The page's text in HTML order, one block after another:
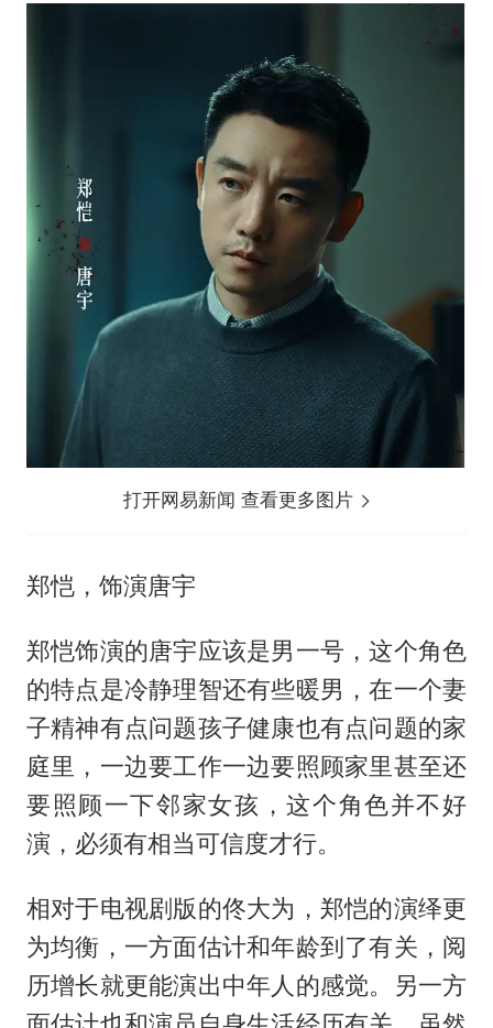
打开网易新闻 查看更多图片
郑恺，饰演唐宇
郑恺饰演的唐宇应该是男一号，这个角色
的特点是冷静理智还有些暖男，在一个妻
子精神有点问题孩子健康也有点问题的家
庭里，一边要工作一边要照顾家里甚至还
要照顾一下邻家女孩，这个角色并不好
演，必须有相当可信度才行。
相对于电视剧版的佟大为，郑恺的演绎更
为均衡，一方面估计和年龄到了有关，阅
历增长就更能演出中年人的感觉。另一方